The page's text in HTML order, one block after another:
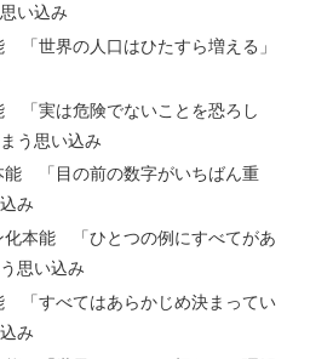
い込み
「世界の人口はひたすら増える」
「実は危険でないことを恐ろし
う思い込み
能 「目の前の数字がいちばん重
み
化本能 「ひとつの例にすべてがあ
思い込み
「すべてはあらかじめ決まってい
み